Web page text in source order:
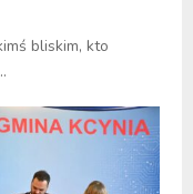
bliskim, kto